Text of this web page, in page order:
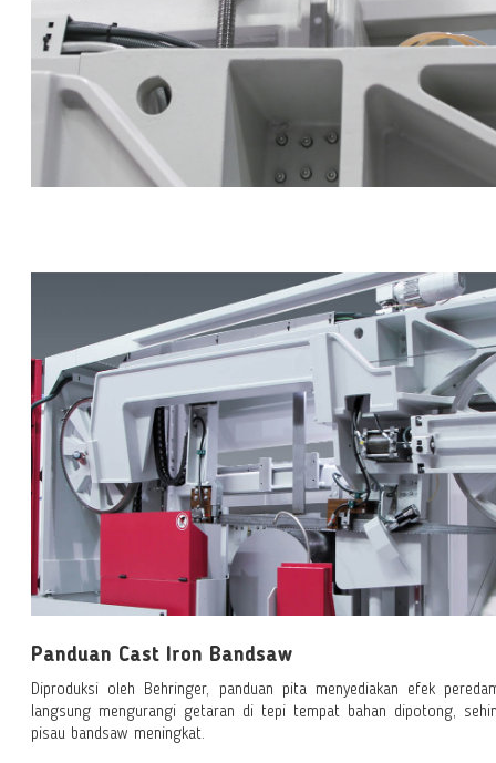
Panduan Cast Iron Bandsaw
Diproduksi oleh Behringer, panduan pita menyediakan efek
langsung mengurangi getaran di tepi tempat bahan dipotong,
pisau bandsaw meningkat.